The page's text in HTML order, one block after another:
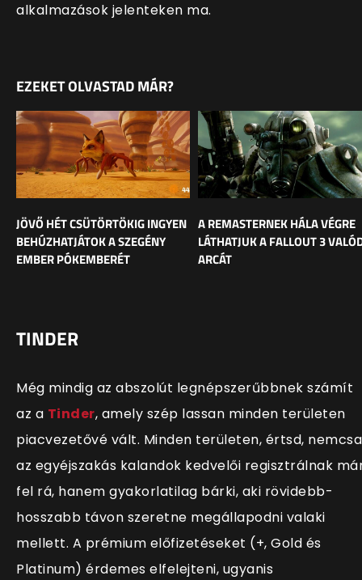
alkalmazások jelenteken ma.
EZEKET OLVASTAD MÁR?
JÖVŐ HÉT CSÜTÖRTÖKIG INGYEN
BEHÚZHATJÁTOK A SZEGÉNY
EMBER PÓKEMBERÉT
A REMASTERNEK HÁLA VÉGRE
LÁTHATJUK A FALLOUT 3
ARCÁT
TINDER
Még mindig az abszolút legnépszerűbbnek számít
az a Tinder, amely szép lassan minden területen
piacvezetővé vált. Minden területen, értsd,
az egyéjszakás kalandok kedvelői regisztrálnak
fel rá, hanem gyakorlatilag bárki, aki rövidebb-
hosszabb távon szeretne megállapodni valaki
mellett. A prémium előfizetéseket (+, Gold és
Platinum) érdemes elfelejteni, ugyanis